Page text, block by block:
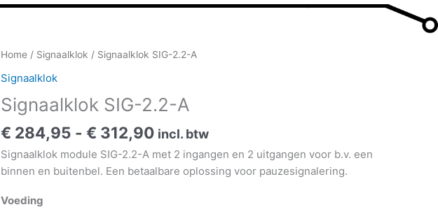
Home / Signaalklok / Signaalklok SIG-2.2-A
Signaalklok
Signaalklok SIG-2.2-A
€ 284,95 - € 312,90Prijsklasse:
€ 284,95
tot
€ 312,90
incl. btw
Signaalklok module SIG-2.2-A met 2 ingangen en 2 uitgangen voor b.v. een
binnen en buitenbel. Een betaalbare oplossing voor pauzesignalering.
Voeding